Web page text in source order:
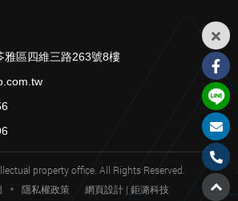
雅區四維三路263號8樓
property office. All Rights Reserved.
隱私權政策 網頁設計| 鉅潞科技